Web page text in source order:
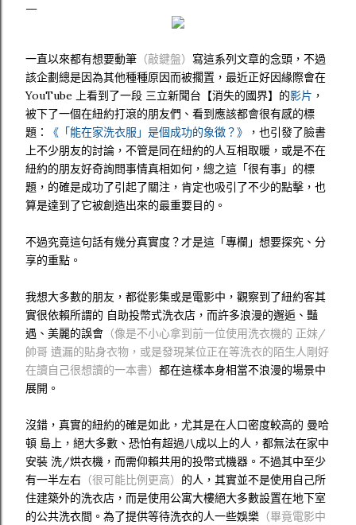
一直以來都有想要動筆 （敲鍵盤） 寫這系列文章的念頭，不過
該企劃總是因為其他種種原因而被擱置，最近正好因緣際會在
YouTube 上看到了一段 三立新聞台【消失的國界】的影片 ，
被下了一個在紐約打滾的朋友們、看到應該都會很有感的標
題：
《「能在家洗衣服」是個成功的象徵？》
，也引發了臉書
上不少朋友的討論，不管是同在紐約的人互相取暖，或是不在
紐約的朋友好奇詢問事情真相如何，總之這「很有事」的標
題，的確是成功了引起了關注，肯定也吸引了不少的點擊，也
算是達到了它被創造出來的最重要目的。
不過究竟這句話有幾分真實度？才是這「專欄」想要探究、分
享的重點。
我想大多數的朋友，都從影集或是電影中，觀察到了紐約客其
實很依賴所謂的 自助投幣式洗衣店，而許多浪漫的邂逅、豔
遇、美麗的誤會 （像是不小心拿到前一位使用洗衣機的 正妹/
帥哥 遺漏的貼身衣物，或是發現某位正在等洗衣的陌生人剛好
在讀自己很想讀的一本書） 都在這樣本身相當不浪漫的場景中
展開。
沒錯，真實的紐約的確是如此，尤其是在人口密度較高的 曼哈
頓 島上，絕大多數、恐怕有超過八成以上的人，都無法在家中
安裝 洗/烘衣機，而需仰賴共用的投幣式機器。不過其中至少
有一半左右 （很可能比例更高） 的人，其實並不是使用自己所
住建築外的洗衣店，而是使用公寓大樓絕大多數設置在地下室
的公共洗衣間。為了提供等待洗衣的人一些娛樂 （畢竟電影中